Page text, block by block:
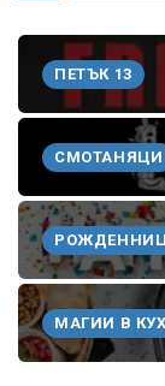
ПЕТЪК 13
СМОТАНЯЦИ
МАГИИ В